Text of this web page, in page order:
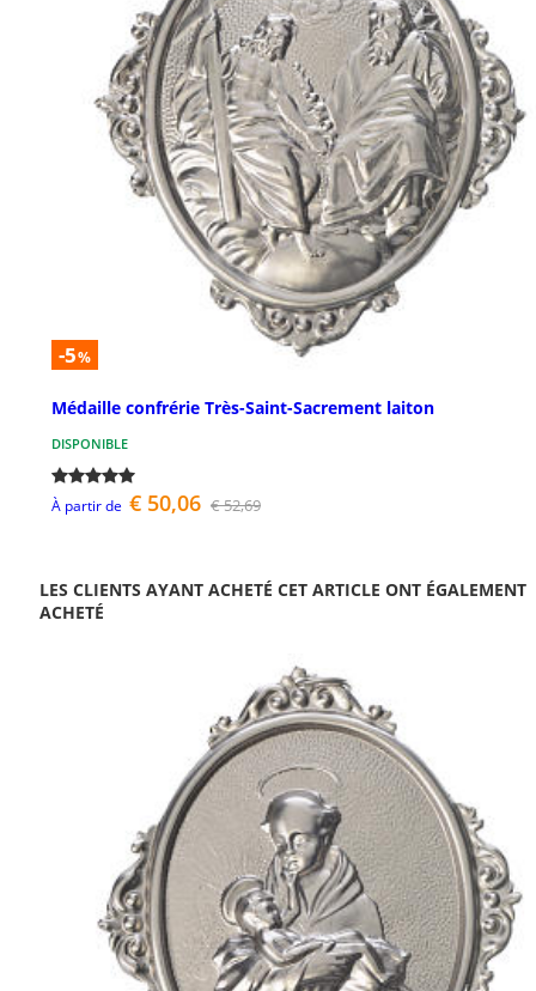
-5%
Médaille confrérie Très-Saint-Sacrement laiton
DISPONIBLE
À partir de € 50,06 € 52,69
LES CLIENTS AYANT ACHETÉ CET ARTICLE ONT ÉGALEMENT
ACHETÉ